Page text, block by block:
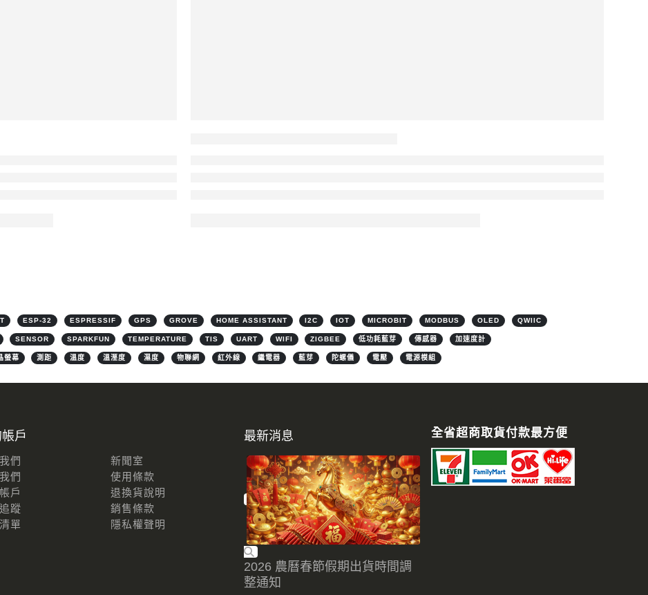
ESP-32 ESPRESSIF GPS GROVE HOME ASSISTANT I2C IOT MICROBIT MODBUS OLED QWIIC
SENSOR SPARKFUN TEMPERATURE TIS UART WIFI ZIGBEE 低功耗藍芽 傳感器 加速度計
螢幕 測距 溫度 溫溼度 濕度 物聯網 紅外線 繼電器 藍芽 陀螺儀 電壓 電源模組
戶
們
們
戶
蹤
單
新聞室
使用條款
退換貨說明
銷售條款
隱私權聲明
最新消息
2026 農曆春節假期出貨時間調
整通知
全省超商取貨付款最方便